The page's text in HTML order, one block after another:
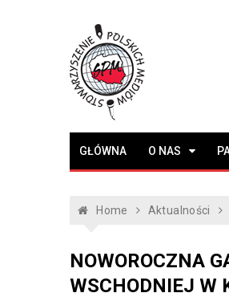
Polskich
GŁÓWNA
O NAS
Home Aktualności
NOWOROCZNA
WSCHODNIEJ W